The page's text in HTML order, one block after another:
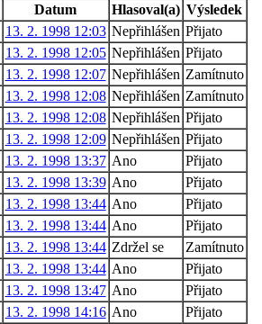
Datum Hlasoval(a) Výsledek
13. 2. 1998 12:03 Nepřihlášen Přijato
13. 2. 1998 12:05 Nepřihlášen Přijato
13. 2. 1998 12:07 Nepřihlášen Zamítnuto
13. 2. 1998 12:08 Nepřihlášen Zamítnuto
13. 2. 1998 12:08 Nepřihlášen Přijato
13. 2. 1998 12:09 Nepřihlášen Přijato
13. 2. 1998 13:37 Ano
Přijato
13. 2. 1998 13:39 Ano
Přijato
13. 2. 1998 13:44 Ano
Přijato
13. 2. 1998 13:44 Ano
Přijato
13. 2. 1998 13:44 Zdržel se
Zamítnuto
13. 2. 1998 13:44 Ano
Přijato
13. 2. 1998 13:47 Ano
Přijato
13. 2. 1998 14:16 Ano
Přijato